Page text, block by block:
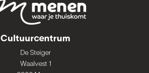
Cultuurcentrum
De Steiger
Waalvest 1